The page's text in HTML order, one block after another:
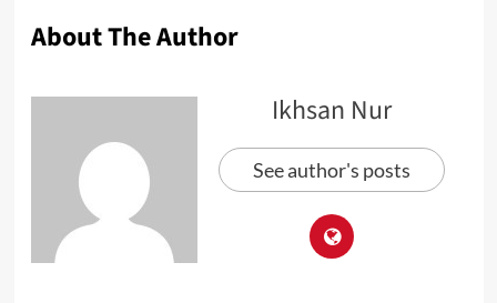
About The Author
Ikhsan Nur
See author's posts